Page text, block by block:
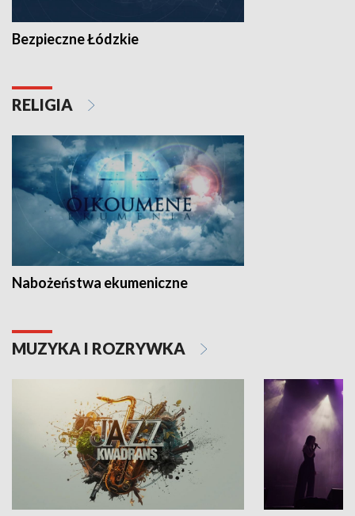
Bezpieczne Łódzkie
RELIGIA
Nabożeństwa ekumeniczne
MUZYKA I ROZRYWKA